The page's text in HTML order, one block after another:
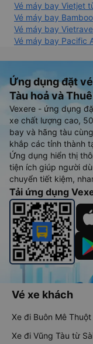
Vé máy bay Vietjet
Vé máy bay
Vé máy bay
Vé máy bay Pacific
Ứng dụng đặt
Tàu hoả và
Vexere - ứng dụng
xe chất lượng cao,
bay và hãng tàu
khắp các tỉnh thành
Ứng dụng hiển thị
tiện ích giúp người
chuyển tiết kiệm,
Tải ứng dụng
Vé xe khách
Xe đi Buôn Mê
Xe đi Vũng Tàu từ